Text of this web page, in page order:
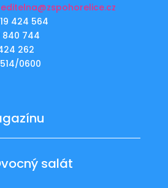
424 564
840 744
262
0600
salát